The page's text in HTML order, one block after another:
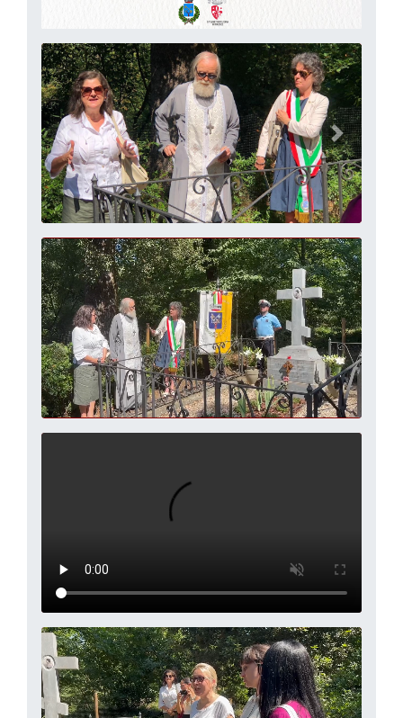
precedente